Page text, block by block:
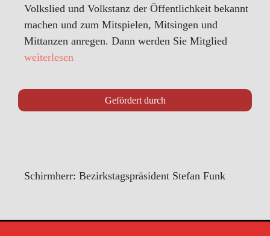
Volkslied und Volkstanz der Öffentlichkeit bekannt
machen und zum Mitspielen, Mitsingen und
Mittanzen anregen. Dann werden Sie Mitglied
weiterlesen
Gefördert durch
Schirmherr: Bezirkstagspräsident Stefan Funk